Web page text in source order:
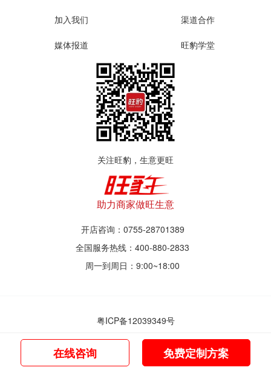
加入我们
媒体报道
渠道合作
旺豹学堂
关注旺豹，生意更旺
助力商家做旺生意
开店咨询：0755-28701389
全国服务热线：400-880-2833
周一到周日：9:00~18:00
粤ICP备12039349号
© 2017~2021 深圳市旺豹智能商业服务有限公司
在线咨询 免费定制方案